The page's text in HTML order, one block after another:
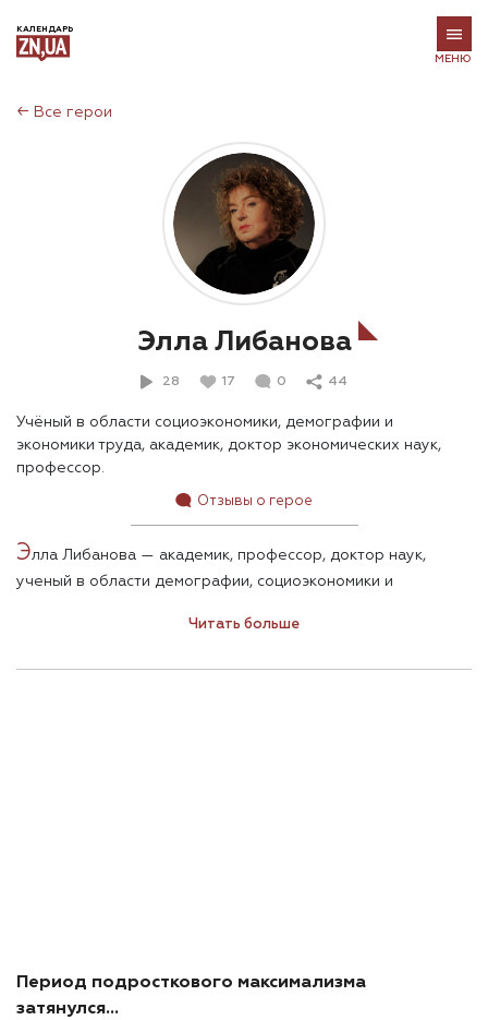
КАЛЕНДАРЬ
МЕНЮ
← Все герои
Элла Либанова
28 17 0 44
Учёный в области социоэкономики, демографии и
экономики труда, академик, доктор экономических наук,
профессор.
Отзывы о герое
Элла Либанова — академик, профессор, доктор наук,
ученый в области демографии, социоэкономики и
демографии и социальных исследований НАН Украины.
Читать больше
Период подросткового максимализма
затянулся...